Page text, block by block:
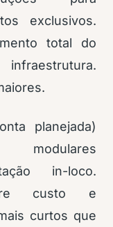
exclusivos.
total do
planejada)
modulares
in-loco.
custo e
curtos que